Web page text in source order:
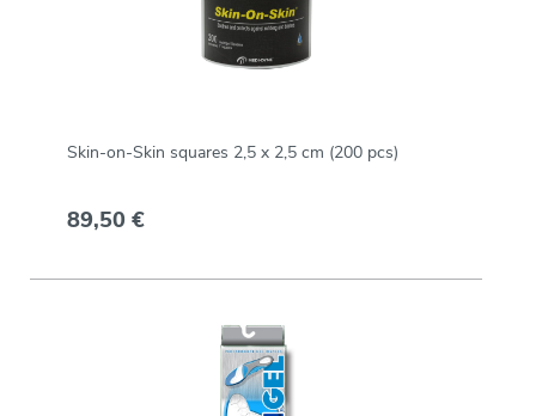
Skin-on-Skin squares 2,5 x 2,5 cm (200 pcs)
89,50 €